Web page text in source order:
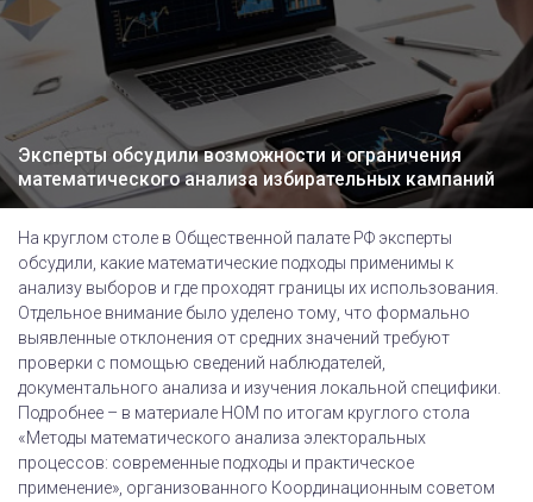
Эксперты обсудили возможности и ограничения
математического анализа избирательных кампаний
На круглом столе в Общественной палате РФ эксперты
обсудили, какие математические подходы применимы к
анализу выборов и где проходят границы их использования.
Отдельное внимание было уделено тому, что формально
выявленные отклонения от средних значений требуют
проверки с помощью сведений наблюдателей,
документального анализа и изучения локальной специфики.
Подробнее – в материале НОМ по итогам круглого стола
«Методы математического анализа электоральных
процессов: современные подходы и практическое
применение», организованного Координационным советом